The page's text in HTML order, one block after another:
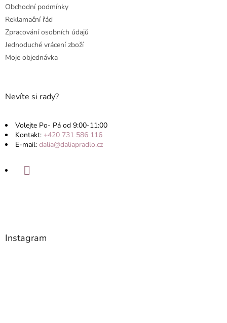
Obchodní podmínky
Reklamační řád
Zpracování osobních údajů
Jednoduché vrácení zboží
Moje objednávka
Nevíte si rady?
Volejte Po- Pá od 9:00-11:00
Kontakt: +420 731 586 116
E-mail: dalia@daliapradlo.cz
Instagram